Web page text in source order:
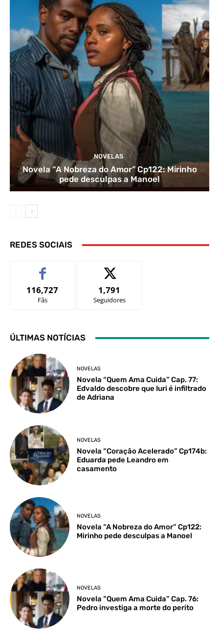
NOVELAS
Novela “A Nobreza do Amor” Cp122: Mirinho
pede desculpas a Manoel
REDES SOCIAIS
116,727
Fãs
1,791
Seguidores
ÚLTIMAS NOTÍCIAS
NOVELAS
Novela “Quem Ama Cuida” Cap. 77:
Edvaldo descobre que Iuri é infiltrado
de Adriana
NOVELAS
Novela “Coração Acelerado” Cp174b:
Eduarda pede Leandro em
casamento
NOVELAS
Novela “A Nobreza do Amor” Cp122:
Mirinho pede desculpas a Manoel
NOVELAS
Novela “Quem Ama Cuida” Cap. 76:
Pedro investiga a morte do perito